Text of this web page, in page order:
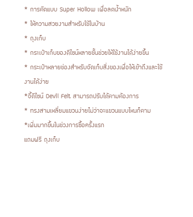
* การตัดแบบ Super Hollow เพื่อลดน้ำหนัก
* ให้ความสวยงามสำหรับใช้ในบ้าน
* ถุงเก็บ
* กระเป๋าเก็บของดีไซน์หลายชั้นช่วยให้ใช้งานได้ง่ายขึ้น
* กระเป๋าหลายช่องสำหรับจัดเก็บสิ่งของเพื่อให้เข้าถึงและใช้
งานได้ง่าย
*จี้ดีไซน์ Devil Felt สามารถปรับได้ตามต้องการ
* ทรงสามเหลี่ยมแขวนง่ายไม่ว่าจะแขวนแบบไหนก็ตาม
*เพิ่มมากขึ้นในช่วงการซื้อครั้งแรก
แถมฟรี ถุงเก็บ